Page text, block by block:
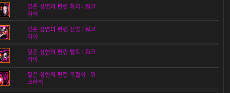
짙은 심연의 편린 하의 : 워크
라이
짙은 심연의 편린 신발 : 워크
라이
짙은 심연의 편린 벨트 : 워크
라이
짙은 심연의 편린 목걸이 : 워
크라이